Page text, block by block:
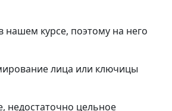
курсе, поэтому на него
лица или ключицы
недостаточно цельное